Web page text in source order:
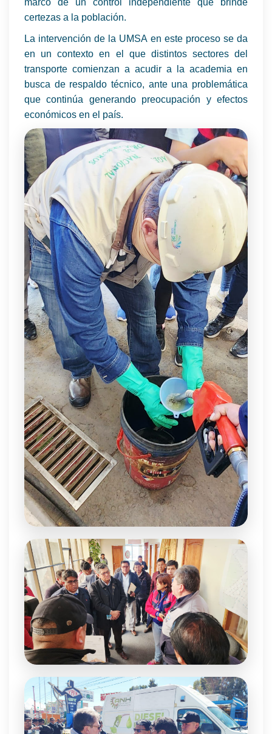
marco de un control independiente que brinde
certezas a la población.
La intervención de la UMSA en este proceso se da
en un contexto en el que distintos sectores del
transporte comienzan a acudir a la academia en
busca de respaldo técnico, ante una problemática
que continúa generando preocupación y efectos
económicos en el país.